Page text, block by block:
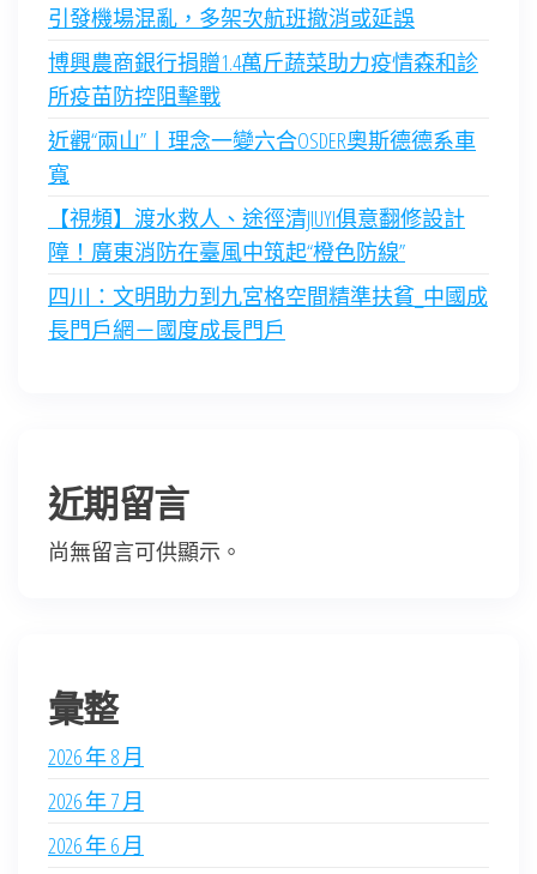
引發機場混亂，多架次航班撤消或延誤
博興農商銀行捐贈1.4萬斤蔬菜助力疫情森和診
所疫苗防控阻擊戰
近觀“兩山”丨理念一變六合OSDER奧斯德德系車
寬
【視頻】渡水救人、途徑清JIUYI俱意翻修設計
障！廣東消防在臺風中筑起“橙色防線”
四川：文明助力到九宮格空間精準扶貧_中國成
長門戶網－國度成長門戶
近期留言
尚無留言可供顯示。
彙整
2026 年 8 月
2026 年 7 月
2026 年 6 月